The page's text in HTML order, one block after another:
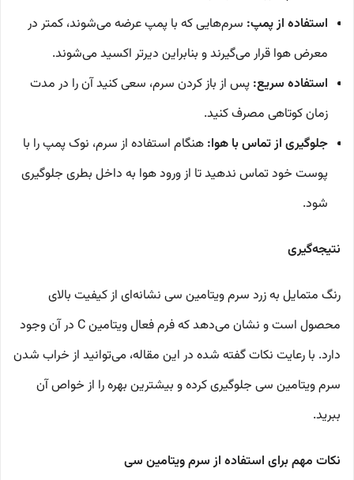
استفاده از پمپ: سرم‌هایی که با پمپ عرضه می‌شوند، کمتر در
معرض هوا قرار می‌گیرند و بنابراین دیرتر اکسید می‌شوند.
استفاده سریع: پس از باز کردن سرم، سعی کنید آن را در مدت
زمان کوتاهی مصرف کنید.
جلوگیری از تماس با هوا: هنگام استفاده از سرم، نوک پمپ را با
پوست خود تماس ندهید تا از ورود هوا به داخل بطری جلوگیری
شود.
نتیجه‌گیری
رنگ متمایل به زرد سرم ویتامین سی نشانه‌ای از کیفیت بالای
محصول است و نشان می‌دهد که فرم فعال ویتامین C در آن وجود
دارد. با رعایت نکات گفته شده در این مقاله، می‌توانید از خراب شدن
سرم ویتامین سی جلوگیری کرده و بیشترین بهره را از خواص آن
ببرید.
نکات مهم برای استفاده از سرم ویتامین سی